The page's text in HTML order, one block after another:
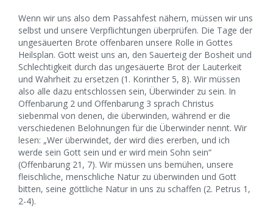
Wenn wir uns also dem Passahfest nähern, müssen wir uns
selbst und unsere Verpflichtungen überprüfen. Die Tage der
ungesäuerten Brote offenbaren unsere Rolle in Gottes
Heilsplan. Gott weist uns an, den Sauerteig der Bosheit und
Schlechtigkeit durch das ungesäuerte Brot der Lauterkeit
und Wahrheit zu ersetzen (1. Korinther 5, 8). Wir müssen
also alle dazu entschlossen sein, Überwinder zu sein. In
Offenbarung 2 und Offenbarung 3 sprach Christus
siebenmal von denen, die überwinden, während er die
verschiedenen Belohnungen für die Überwinder nennt. Wir
lesen: „Wer überwindet, der wird dies ererben, und ich
werde sein Gott sein und er wird mein Sohn sein“
(Offenbarung 21, 7). Wir müssen uns bemühen, unsere
fleischliche, menschliche Natur zu überwinden und Gott
bitten, seine göttliche Natur in uns zu schaffen (2. Petrus 1,
2-4).